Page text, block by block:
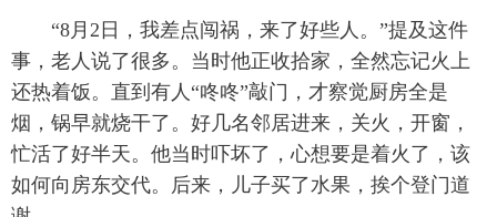
“8月2日，我差点闯祸，来了好些人。”提及这件
事，老人说了很多。当时他正收拾家，全然忘记火上
还热着饭。直到有人“咚咚”敲门，才察觉厨房全是
烟，锅早就烧干了。好几名邻居进来，关火，开窗，
忙活了好半天。他当时吓坏了，心想要是着火了，该
如何向房东交代。后来，儿子买了水果，挨个登门道